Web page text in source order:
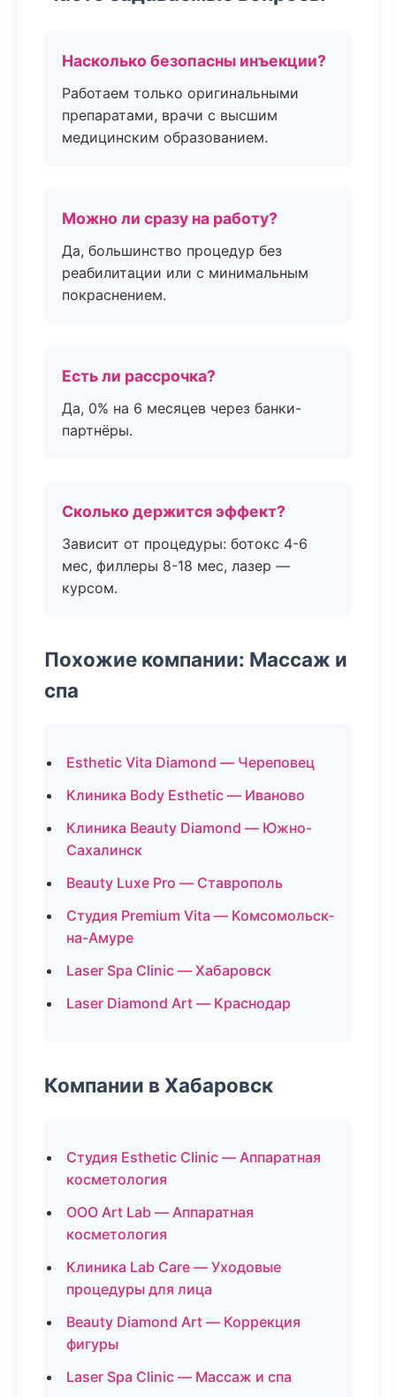
Насколько безопасны инъекции?
Работаем только оригинальными
препаратами, врачи с высшим
медицинским образованием.
Можно ли сразу на работу?
Да, большинство процедур без
реабилитации или с минимальным
покраснением.
Есть ли рассрочка?
Да, 0% на 6 месяцев через банки-
партнёры.
Сколько держится эффект?
Зависит от процедуры: ботокс 4-6
мес, филлеры 8-18 мес, лазер —
курсом.
Похожие компании: Массаж и
спа
Esthetic Vita Diamond — Череповец
Клиника Body Esthetic — Иваново
Клиника Beauty Diamond — Южно-
Сахалинск
Beauty Luxe Pro — Ставрополь
Студия Premium Vita — Комсомольск-
на-Амуре
Laser Spa Clinic — Хабаровск
Laser Diamond Art — Краснодар
Компании в Хабаровск
Студия Esthetic Clinic — Аппаратная
косметология
ООО Art Lab — Аппаратная
косметология
Клиника Lab Care — Уходовые
процедуры для лица
Beauty Diamond Art — Коррекция
фигуры
Laser Spa Clinic — Массаж и спа